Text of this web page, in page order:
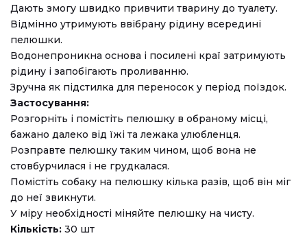
Дають змогу швидко привчити тварину до туалету.
Відмінно утримують ввібрану рідину всередині
пелюшки.
Водонепроникна основа і посилені краї затримують
рідину і запобігають проливанню.
Зручна як підстилка для переносок у період поїздок.
Застосування:
Розгорніть і помістіть пелюшку в обраному місці,
бажано далеко від їжі та лежака улюбленця.
Розправте пелюшку таким чином, щоб вона не
стовбурчилася і не грудкалася.
Помістіть собаку на пелюшку кілька разів, щоб він міг
до неї звикнути.
У міру необхідності міняйте пелюшку на чисту.
Кількість: 30 шт